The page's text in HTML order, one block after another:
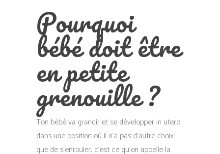
Pourquoi
bébé doit être
en petite
grenouille ?
Ton bébé va grandir et se développer in utero
dans une position où il n’a pas d’autre choix
que de s’enrouler, c’est ce qu’on appelle la